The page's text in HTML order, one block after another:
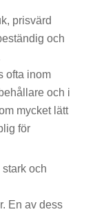
prisvärd
och
ofta inom
och i
mycket lätt
för
och
En av dess